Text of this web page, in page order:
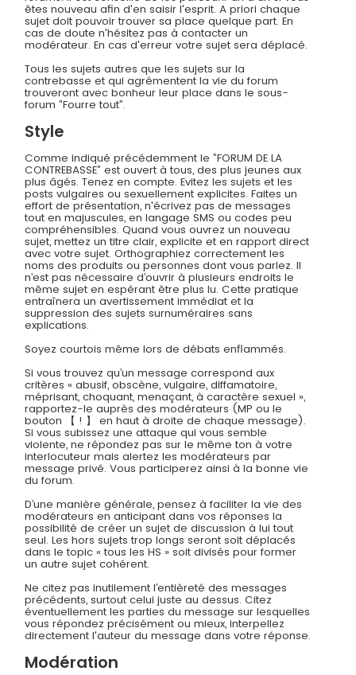
êtes nouveau afin d'en saisir l'esprit. A priori chaque
sujet doit pouvoir trouver sa place quelque part. En
cas de doute n'hésitez pas à contacter un
modérateur. En cas d'erreur votre sujet sera déplacé.
Tous les sujets autres que les sujets sur la
contrebasse et qui agrémentent la vie du forum
trouveront avec bonheur leur place dans le sous-
forum ”Fourre tout”.
Style
Comme indiqué précédemment le ”FORUM DE LA
CONTREBASSE” est ouvert à tous, des plus jeunes aux
plus âgés. Tenez en compte. Evitez les sujets et les
posts vulgaires ou sexuellement explicites. Faites un
effort de présentation, n'écrivez pas de messages
tout en majuscules, en langage SMS ou codes peu
compréhensibles. Quand vous ouvrez un nouveau
sujet, mettez un titre clair, explicite et en rapport direct
avec votre sujet. Orthographiez correctement les
noms des produits ou personnes dont vous parlez. Il
n’est pas nécessaire d’ouvrir à plusieurs endroits le
même sujet en espérant être plus lu. Cette pratique
entraînera un avertissement immédiat et la
suppression des sujets surnuméraires sans
explications.
Soyez courtois même lors de débats enflammés.
Si vous trouvez qu’un message correspond aux
critères « abusif, obscène, vulgaire, diffamatoire,
méprisant, choquant, menaçant, à caractère sexuel »,
rapportez-le auprès des modérateurs (MP ou le
bouton 【 ! 】 en haut à droite de chaque message).
Si vous subissez une attaque qui vous semble
violente, ne répondez pas sur le même ton à votre
interlocuteur mais alertez les modérateurs par
message privé. Vous participerez ainsi à la bonne vie
du forum.
D’une manière générale, pensez à faciliter la vie des
modérateurs en anticipant dans vos réponses la
possibilité de créer un sujet de discussion à lui tout
seul. Les hors sujets trop longs seront soit déplacés
dans le topic « tous les HS » soit divisés pour former
un autre sujet cohérent.
Ne citez pas inutilement l’entièreté des messages
précédents, surtout celui juste au dessus. Citez
éventuellement les parties du message sur lesquelles
vous répondez précisément ou mieux, interpellez
directement l'auteur du message dans votre réponse.
Modération